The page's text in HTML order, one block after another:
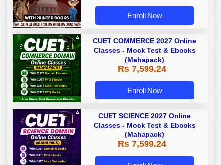
Enroll Now
CUET COMMERCE 2027 Online
Classes - Mock Test & Ebooks
(Mahapack)
Rs 7,599.24
Enroll Now
CUET SCIENCE 2027 Online
Classes - Mock Test & Ebooks
(Mahapack)
Rs 7,599.24